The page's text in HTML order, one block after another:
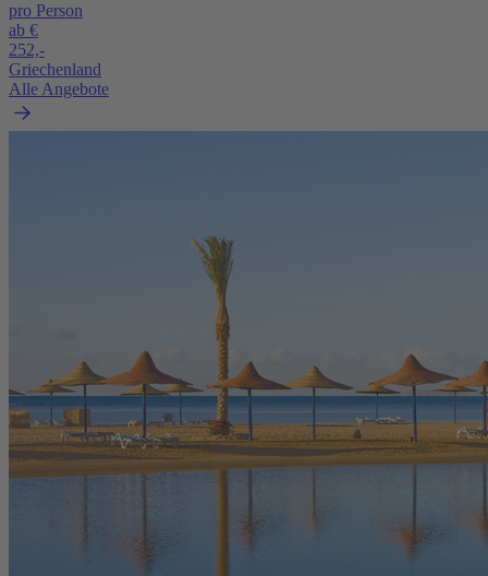
pro Person
ab €
252,-
Griechenland
Alle Angebote